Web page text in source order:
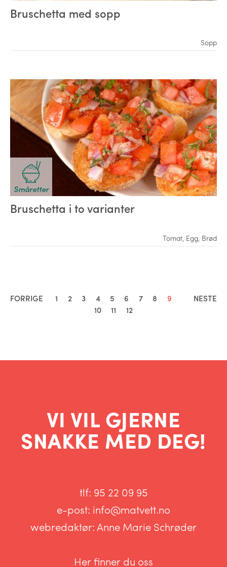
Bruschetta med sopp
Sopp
Småretter
Bruschetta i to varianter
Tomat Egg Brød
FORRIGE 1 2 3 4 5 6 7 8
9
10
11 12
NESTE
VI VIL GJERNE
SNAKKE MED DEG!
tlf: 95 22 09 95
e-post: info@matvett.no
webredaktør:Anne Marie Schrøder
Her finner du oss